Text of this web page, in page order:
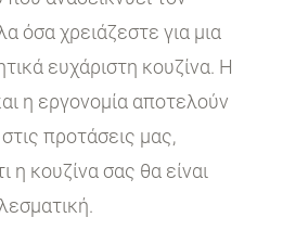
όσα χρειάζεστε για μια
ευχάριστη κουζίνα. Η
η εργονομία αποτελούν
προτάσεις μας,
η κουζίνα σας θα είναι